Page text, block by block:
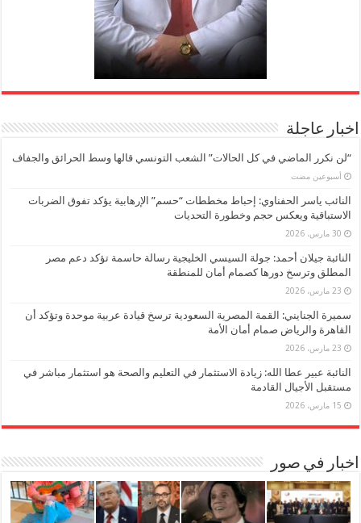
اخبار عاجلة
“لن نكرر الماضي في كل الحالات” الشعب التونسي قالها وسط الحرائق والجفاف
‏أسبوعين مضت
النائب ياسر الحفناوي: إحباط مخططات “حسم” الإرهابية يؤكد تفوق الضربات
الاستباقية ويعكس حجم وخطورة التحديات
30 مارس، 2026
النائبة جيلان أحمد: جولة السيسي الخليجية رسالة حاسمة تؤكد دعم مصر
المطلق وترسخ دورها كصمام أمان للمنطقة
23 مارس، 2026
سميرة الجنايني: القمة المصرية السعودية ترسخ قيادة عربية موحدة وتؤكد أن
القاهرة والرياض صمام أمان الأمة
23 مارس، 2026
النائبة عبير عطا الله: زيادة الاستثمار في التعليم والصحة هو استثمار مباشر في
مستقبل الأجيال القادمة
15 مارس، 2026
اخبار في صور